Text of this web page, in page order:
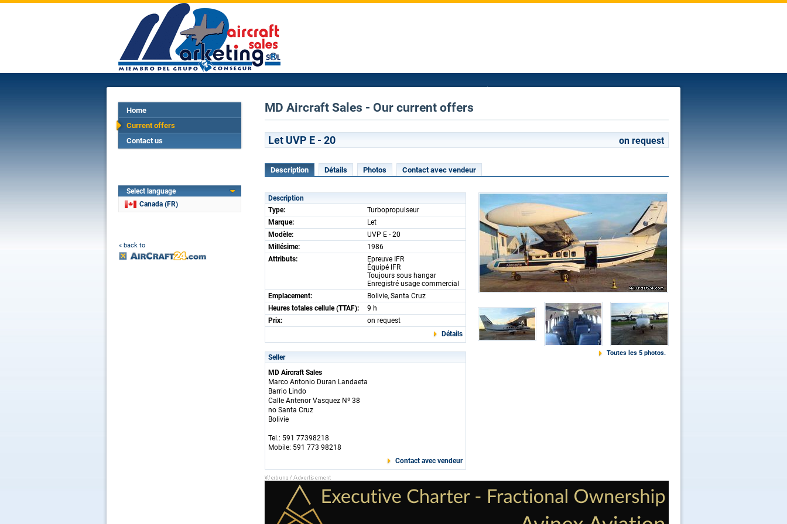
Home
Current offers
Contact us
Select language
Canada (FR)
« back to
MD Aircraft Sales - Our current offers
Let UVP E - 20 on request
Description Détails Photos Contact avec vendeur
Description
Type:
Turbopropulseur
Marque:
Let
Modèle:
UVP E - 20
Millésime:
1986
Attributs:
Epreuve IFR
Équipé IFR
Toujours sous hangar
Enregistré usage commercial
Emplacement:
Bolivie, Santa Cruz
Heures totales cellule (TTAF):
9 h
Prix:
on request
Détails
Seller
MD Aircraft Sales
Marco Antonio Duran Landaeta
Barrio Lindo
Calle Antenor Vasquez Nº 38
no Santa Cruz
Bolivie
Tel.: 591 77398218
Mobile: 591 773 98218
Contact avec vendeur
Toutes les 5 photos.